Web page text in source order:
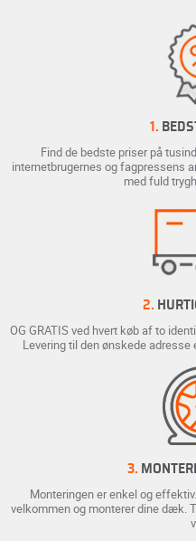
1.
Find de bedste priser på
internetbrugernes og fagpressens
med fuld
2.
OG GRATIS ved hvert køb af to
Levering til den ønskede
3.
Monteringen er enkel og
velkommen og monterer dine dæk.